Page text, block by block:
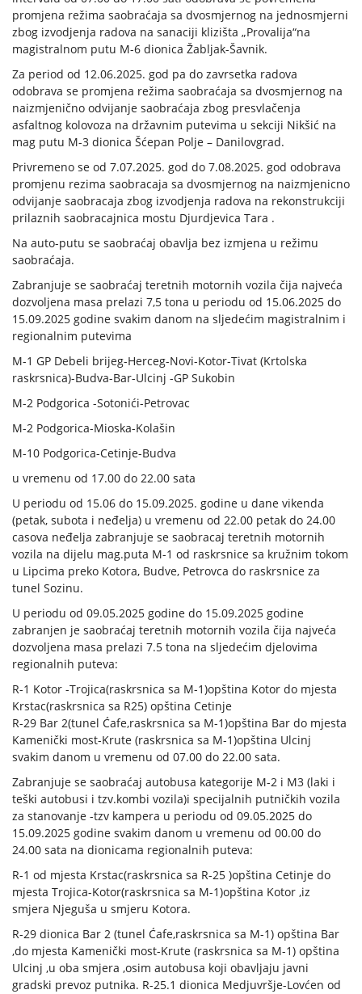
promjena režima saobraćaja sa dvosmjernog na jednosmjerni
zbog izvodjenja radova na sanaciji klizišta „Provalija“na
magistralnom putu M-6 dionica Žabljak-Šavnik.
Za period od 12.06.2025. god pa do zavrsetka radova
odobrava se promjena režima saobraćaja sa dvosmjernog na
naizmjenično odvijanje saobraćaja zbog presvlačenja
asfaltnog kolovoza na državnim putevima u sekciji Nikšić na
mag putu M-3 dionica Šćepan Polje – Danilovgrad.
Privremeno se od 7.07.2025. god do 7.08.2025. god odobrava
promjenu rezima saobracaja sa dvosmjernog na naizmjenicno
odvijanje saobracaja zbog izvodjenja radova na rekonstrukciji
prilaznih saobracajnica mostu Djurdjevica Tara .
Na auto-putu se saobraćaj obavlja bez izmjena u režimu
saobraćaja.
Zabranjuje se saobraćaj teretnih motornih vozila čija najveća
dozvoljena masa prelazi 7,5 tona u periodu od 15.06.2025 do
15.09.2025 godine svakim danom na sljedećim magistralnim i
regionalnim putevima
M-1 GP Debeli brijeg-Herceg-Novi-Kotor-Tivat (Krtolska
raskrsnica)-Budva-Bar-Ulcinj -GP Sukobin
M-2 Podgorica -Sotonići-Petrovac
M-2 Podgorica-Mioska-Kolašin
M-10 Podgorica-Cetinje-Budva
u vremenu od 17.00 do 22.00 sata
U periodu od 15.06 do 15.09.2025. godine u dane vikenda
(petak, subota i neđelja) u vremenu od 22.00 petak do 24.00
casova neđelja zabranjuje se saobracaj teretnih motornih
vozila na dijelu mag.puta M-1 od raskrsnice sa kružnim tokom
u Lipcima preko Kotora, Budve, Petrovca do raskrsnice za
tunel Sozinu.
U periodu od 09.05.2025 godine do 15.09.2025 godine
zabranjen je saobraćaj teretnih motornih vozila čija najveća
dozvoljena masa prelazi 7.5 tona na sljedećim djelovima
regionalnih puteva:
R-1 Kotor -Trojica(raskrsnica sa M-1)opština Kotor do mjesta
Krstac(raskrsnica sa R25) opština Cetinje
R-29 Bar 2(tunel Ćafe,raskrsnica sa M-1)opština Bar do mjesta
Kamenički most-Krute (raskrsnica sa M-1)opština Ulcinj
svakim danom u vremenu od 07.00 do 22.00 sata.
Zabranjuje se saobraćaj autobusa kategorije M-2 i M3 (laki i
teški autobusi i tzv.kombi vozila)i specijalnih putničkih vozila
za stanovanje -tzv kampera u periodu od 09.05.2025 do
15.09.2025 godine svakim danom u vremenu od 00.00 do
24.00 sata na dionicama regionalnih puteva:
R-1 od mjesta Krstac(raskrsnica sa R-25 )opština Cetinje do
mjesta Trojica-Kotor(raskrsnica sa M-1)opština Kotor ,iz
smjera Njeguša u smjeru Kotora.
R-29 dionica Bar 2 (tunel Ćafe,raskrsnica sa M-1) opština Bar
,do mjesta Kamenički most-Krute (raskrsnica sa M-1) opština
Ulcinj ,u oba smjera ,osim autobusa koji obavljaju javni
gradski prevoz putnika. R-25.1 dionica Medjuvršje-Lovćen od